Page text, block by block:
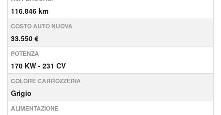
116.846 km
COSTO AUTO NUOVA
33.550 €
POTENZA
170 KW - 231 CV
COLORE CARROZZERIA
Grigio
ALIMENTAZIONE